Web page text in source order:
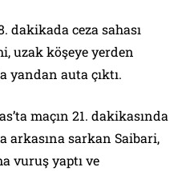
dakikada ceza sahası
uzak köşeye yerden
yandan auta çıktı.
maçın 21. dakikasında
arkasına sarkan Saibari,
vuruş yaptı ve